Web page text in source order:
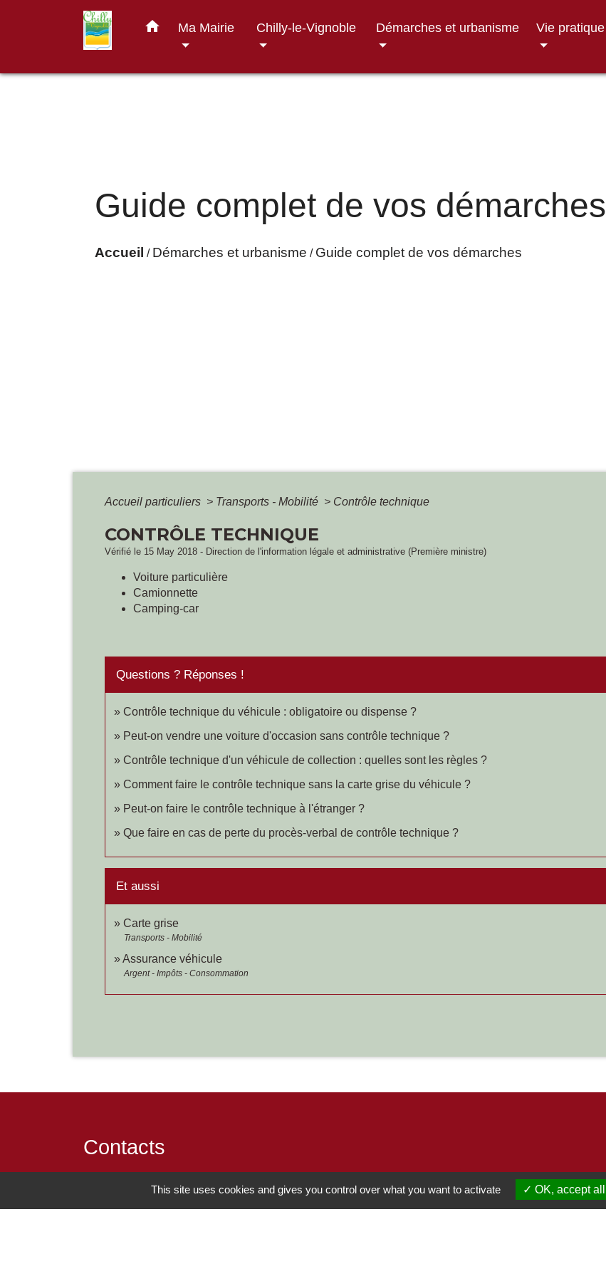
home Ma Mairie Chilly-le-Vignoble Démarches et urbanisme Vie pratique
Guide complet de vos démarches
Accueil / Démarches et urbanisme / Guide complet de vos démarches
Accueil particuliers > Transports - Mobilité > Contrôle technique
CONTRÔLE TECHNIQUE
Vérifié le 15 May 2018 - Direction de l'information légale et administrative (Première ministre)
Voiture particulière
Camionnette
Camping-car
Questions ? Réponses !
Contrôle technique du véhicule : obligatoire ou dispense ?
Peut-on vendre une voiture d'occasion sans contrôle technique ?
Contrôle technique d'un véhicule de collection : quelles sont les règles ?
Comment faire le contrôle technique sans la carte grise du véhicule ?
Peut-on faire le contrôle technique à l'étranger ?
Que faire en cas de perte du procès-verbal de contrôle technique ?
Et aussi
Carte grise
Transports - Mobilité
Assurance véhicule
Argent - Impôts - Consommation
Contacts
Commune de Chilly-le-Vignoble
This site uses cookies and gives you control over what you want to activate OK, accept all